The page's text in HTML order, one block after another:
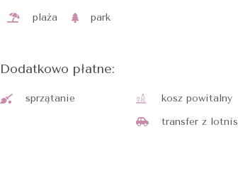
plaża park
Dodatkowo płatne:
sprzątanie
kosz powitalny
transfer z